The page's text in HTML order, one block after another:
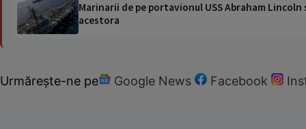
Marinarii de pe portavionul USS Abraham
acestora
Urmărește-ne pe Google News Facebook